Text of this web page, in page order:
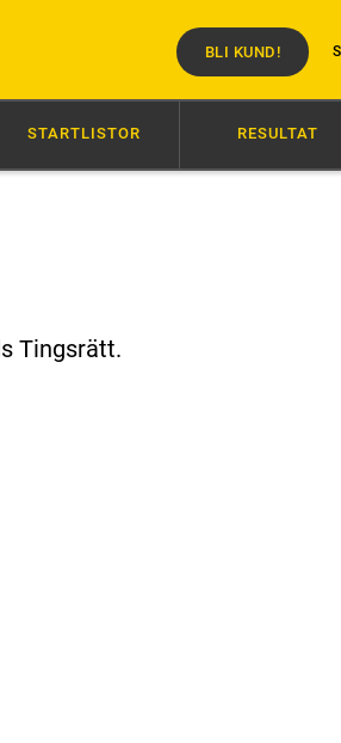
BLI KUND!
07:00 HÖGERVARV RESTEN AV ÅRET
STARTLISTOR RESULTAT
Tingsrätt.